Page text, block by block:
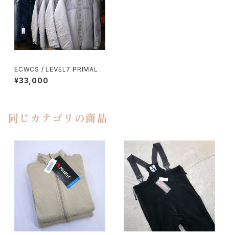
ECWCS / LEVEL7 PRIMALO
FT PARKA
¥33,000
同じカテゴリの商品